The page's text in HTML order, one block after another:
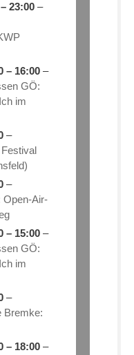
– 23:00 –
– 16:00 –
GÖ:
im
–
–
Open-Air-
– 15:00 –
GÖ:
im
–
Bremke:
– 18:00 –